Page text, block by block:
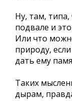
Ну, там,
подвале и
Или что
природу,
дать ему
Таких
дырам,